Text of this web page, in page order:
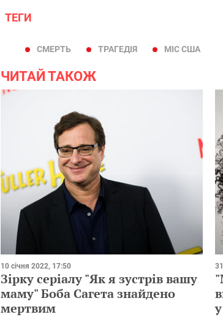
ТЕГИ
СМЕРТЬ ТРАГЕДІЯ МІС США
ЧИТАЙ ТАКОЖ
10 січня 2022, 17:50
Зірку серіалу "Як я зустрів вашу
маму" Боба Сагета знайдено
мертвим